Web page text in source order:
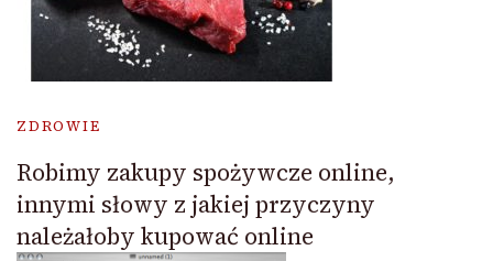
ZDROWIE
Robimy zakupy spożywcze online,
innymi słowy z jakiej przyczyny
należałoby kupować online